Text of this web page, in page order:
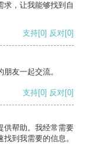
求，让我能够找到自
支持[0] 反对[0]
友一起交流。
支持[0] 反对[0]
供帮助。我经常需要
到我需要的信息。